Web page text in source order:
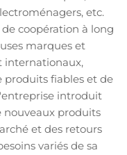
etc.
coopération à long
marques et
internationaux,
produits fiables et de
introduit
produits
et des retours
variés de sa